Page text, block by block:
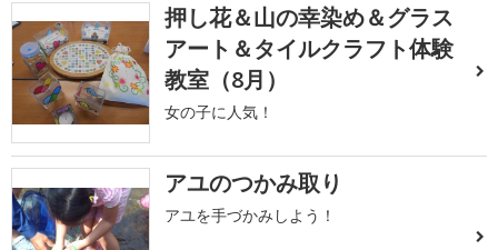
押し花＆山の幸染め＆グラス
アート＆タイルクラフト体験
教室（8月）
女の子に人気！
アユのつかみ取り
アユを手づかみしよう！